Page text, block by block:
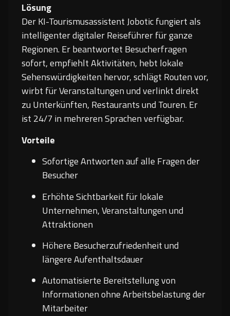
Lösung
Der KI-Tourismusassistent Jobotic fungiert als
intelligenter digitaler Reiseführer für ganze
Regionen. Er beantwortet Besucherfragen
sofort, empfiehlt Aktivitäten, hebt lokale
Sehenswürdigkeiten hervor, schlägt Routen vor,
wirbt für Veranstaltungen und verlinkt direkt
zu Unterkünften, Restaurants und Touren. Er
ist 24/7 in mehreren Sprachen verfügbar.
Vorteile
Sofortige Antworten auf alle Fragen der
Besucher
Erhöhte Sichtbarkeit für lokale
Unternehmen, Veranstaltungen und
Attraktionen
Höhere Besucherzufriedenheit und
längere Aufenthaltsdauer
Automatisierte Bereitstellung von
Informationen ohne Arbeitsbelastung der
Mitarbeiter